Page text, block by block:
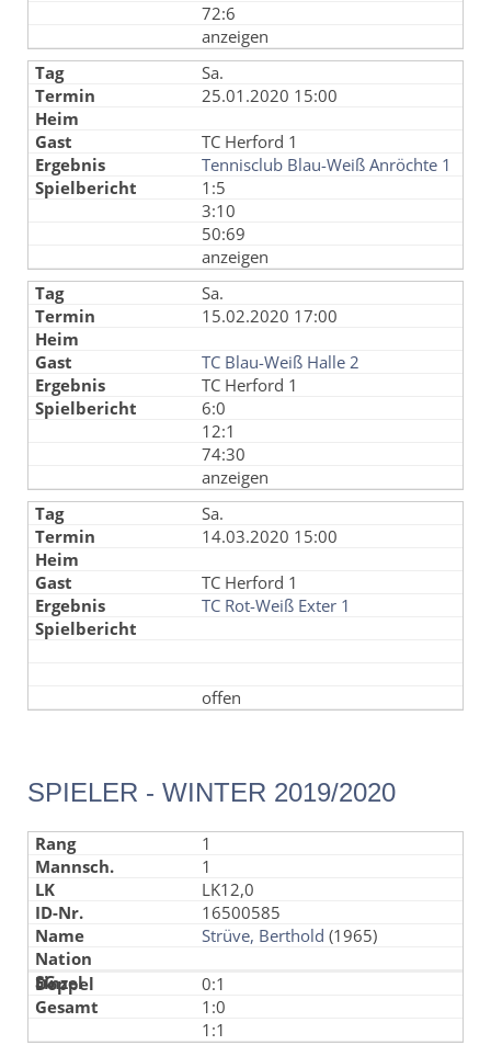
72:6
anzeigen
Sa.
25.01.2020 15:00
TC Herford 1
Tennisclub Blau-Weiß Anröchte 1
1:5
3:10
50:69
anzeigen
Sa.
15.02.2020 17:00
TC Blau-Weiß Halle 2
TC Herford 1
6:0
12:1
74:30
anzeigen
Sa.
14.03.2020 15:00
TC Herford 1
TC Rot-Weiß Exter 1
offen
SPIELER - WINTER 2019/2020
1
1
LK12,0
16500585
Strüve, Berthold (1965)
0:1
1:0
1:1